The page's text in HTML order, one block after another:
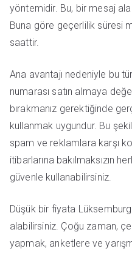
yöntemidir. Bu, bir mesaj
Buna göre geçerlilik süresi
saattir.
Ana avantajı nedeniyle bu
numarası satın almaya
bırakmanız gerektiğinde
kullanmak uygundur. Bu
spam ve reklamlara karşı
itibarlarına bakılmaksızın
güvenle kullanabilirsiniz.
Düşük bir fiyata Lüksemburg
alabilirsiniz. Çoğu zaman,
yapmak, anketlere ve